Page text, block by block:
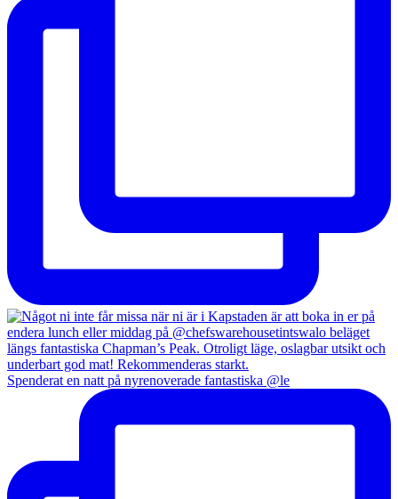
Spenderat en natt på nyrenoverade fantastiska @le